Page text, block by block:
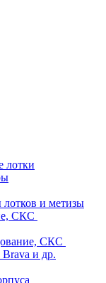
лотки
и метизы
СКС
СКС
и др.